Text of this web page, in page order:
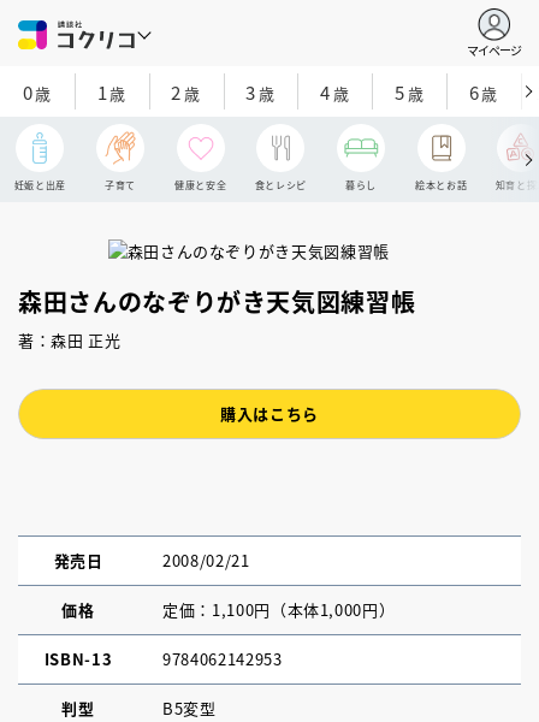
マイページ
0歳 1歳 2 歳 3歳 4歳 5歳 6歳
妊娠と出産 子育て 健康と安全 食とレシピ 暮らし 絵本とお話 知育と探
森田さんのなぞりがき天気図練習帳
著：森田 正光
購入はこちら
発売日 2008/02/21
価格 定価：1,100円（本体1,000円）
ISBN-13 9784062142953
判型 B5変型